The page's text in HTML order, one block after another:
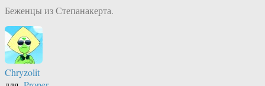
Беженцы из Степанакерта.
Chryzolit